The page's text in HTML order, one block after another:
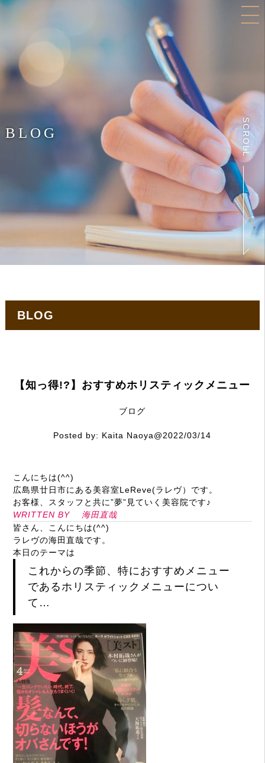
BLOG SCROLL
BLOG
【知っ得!?】おすすめホリスティックメニュー
ブログ
Posted by: Kaita Naoya@2022/03/14
こんにちは(^^)
広島県廿日市にある美容室LeReve(ラレヴ）です。
お客様、スタッフと共に”夢”見ていく美容院です♪
WRITTEN BY
海田直哉
皆さん、こんにちは(^^)
ラレヴの海田直哉です。
本日のテーマは
これからの季節、特におすすめメニュー
であるホリスティックメニューについ
て…